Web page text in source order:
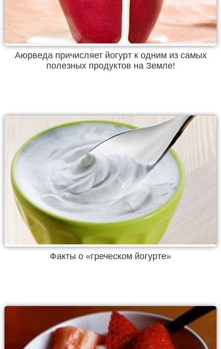
Аюрведа причисляет йогурт к одним из самых
полезных продуктов на Земле!
Факты о «греческом йогурте»